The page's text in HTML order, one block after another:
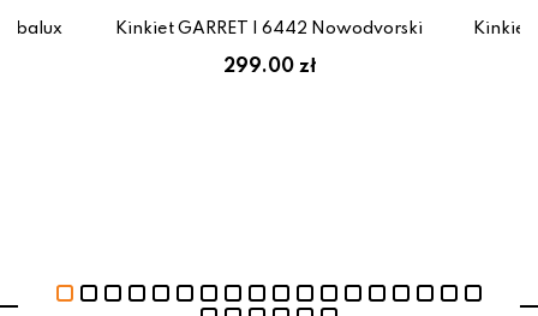
Kinkiet GARRET I 6442 Nowodvorski
299.00 zł
Kinkiet